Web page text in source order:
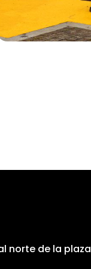
norte de la plaza